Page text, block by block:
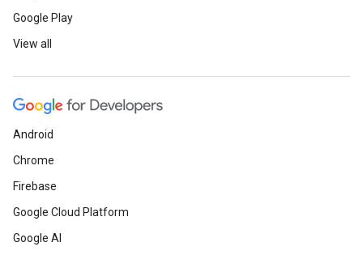
Google Play
View all
Android
Chrome
Firebase
Google Cloud Platform
Google AI